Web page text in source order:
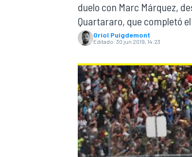
WEC
duelo con Marc Márquez,
Quartararo, que completó el
Oriol Puigdemont
Editado: 30 jun 2019, 14:23